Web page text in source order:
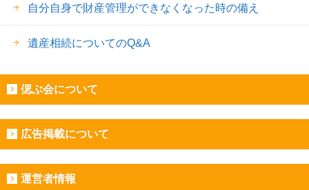
自分自身で財産管理ができなくなった時の備え
遺産相続についてのQ&A
偲ぶ会について
広告掲載について
運営者情報